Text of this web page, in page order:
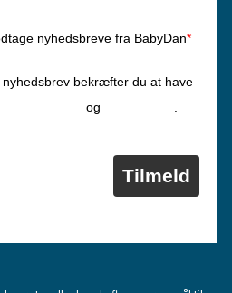
nyhedsbreve fra BabyDan*
bekræfter du at have
og
Tilmeld